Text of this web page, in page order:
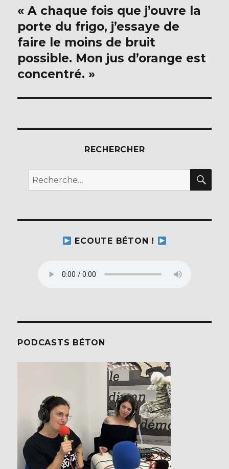
Publication
suivante :
« A chaque fois que j’ouvre la
porte du frigo, j’essaye de
faire le moins de bruit
possible. Mon jus d’orange est
concentré. »
RECHERCHER
Recherche
pour :
ECOUTE BÉTON !
PODCASTS BÉTON